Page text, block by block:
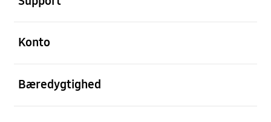
Konto
Bæredygtighed